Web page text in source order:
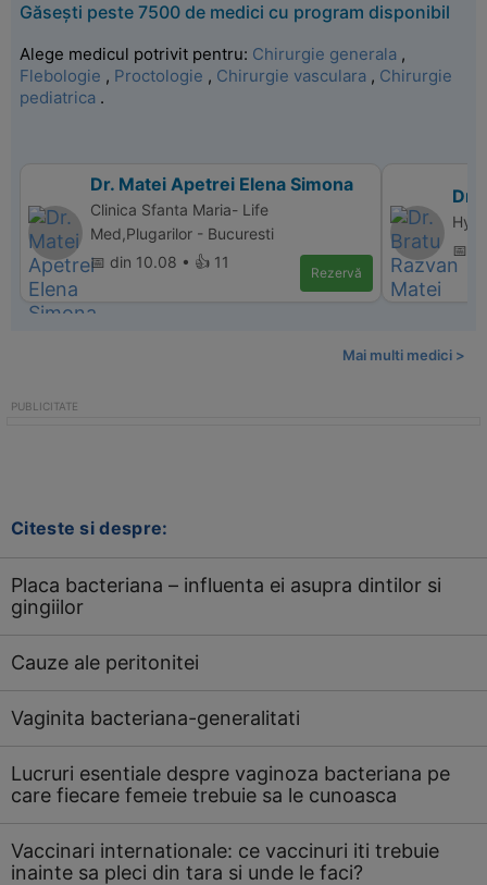
Găsești peste 7500 de medici cu program disponibil
Alege medicul potrivit pentru: Chirurgie generala ,
Flebologie , Proctologie , Chirurgie vasculara , Chirurgie
pediatrica .
Dr. Matei Apetrei Elena Simona
Clinica Sfanta Maria- Life
Med,Plugarilor - Bucuresti
📅 din 10.08 • 👍 11
Rezervă
Dr.
📅
Mai multi medici >
Citeste si despre:
Placa bacteriana – influenta ei asupra dintilor si
gingiilor
Cauze ale peritonitei
Vaginita bacteriana-generalitati
Lucruri esentiale despre vaginoza bacteriana pe
care fiecare femeie trebuie sa le cunoasca
Vaccinari internationale: ce vaccinuri iti trebuie
inainte sa pleci din tara si unde le faci?